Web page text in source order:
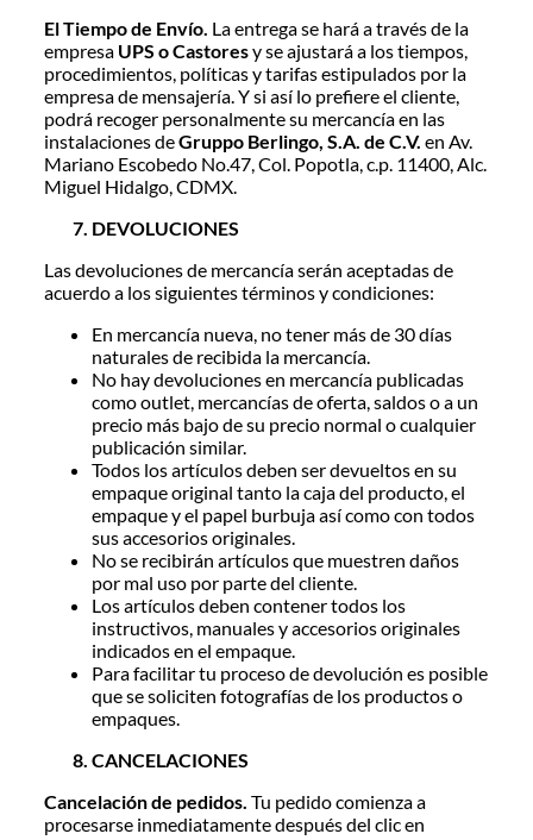
El Tiempo de Envío. La entrega se hará a través de la
empresa UPS o Castoresy se ajustará a los tiempos,
procedimientos, políticas y tarifas estipulados por la
empresa de mensajería. Y si así lo prefiere el cliente,
podrá recoger personalmente su mercancía en las
instalaciones deGruppo Berlingo, S.A. de C.V. en Av.
Mariano Escobedo No.47, Col. Popotla, c.p. 11400, Alc.
Miguel Hidalgo, CDMX.
DEVOLUCIONES
Las devoluciones de mercancía serán aceptadas de
acuerdo a los siguientes términos y condiciones:
En mercancía nueva, no tener más de 30 días
naturales de recibida la mercancía.
No hay devoluciones en mercancía publicadas
como outlet, mercancías de oferta, saldos o a un
precio más bajo de su precio normal o cualquier
publicación similar.
Todos los artículos deben ser devueltos en su
empaque original tanto la caja del producto, el
empaque y el papel burbuja así como con todos
sus accesorios originales.
No se recibirán artículos que muestren daños
por mal uso por parte del cliente.
Los artículos deben contener todos los
instructivos, manuales y accesorios originales
indicados en el empaque.
Para facilitar tu proceso de devolución es posible
que se soliciten fotografías de los productos o
empaques.
CANCELACIONES
Cancelación de pedidos. Tu pedido comienza a
procesarse inmediatamente después del clic en